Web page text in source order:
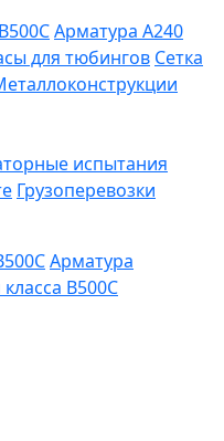
Арматура A240
для тюбингов Сетка
испытания
Грузоперевозки
Арматура
В500С